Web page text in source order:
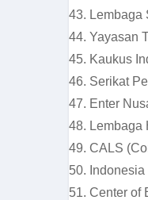
43. Lembaga
44. Yayasan
45. Kaukus
46. Serikat
47. Enter
48. Lembaga
49. CALS
50.
51. Center of